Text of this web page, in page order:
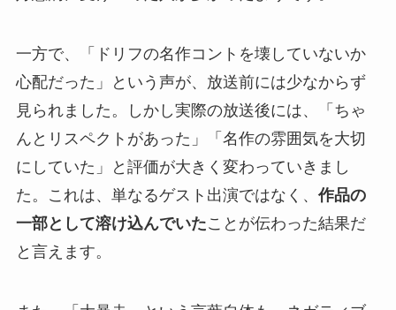
一方で、「ドリフの名作コントを壊していないか
心配だった」という声が、放送前には少なからず
見られました。しかし実際の放送後には、「ちゃ
んとリスペクトがあった」「名作の雰囲気を大切
にしていた」と評価が大きく変わっていきまし
た。これは、単なるゲスト出演ではなく、 作品の
一部として溶け込んでいたことが伝わった結果だ
と言えます。